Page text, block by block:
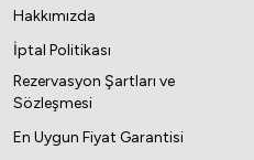
Hakkımızda
İptal Politikası
Rezervasyon Şartları ve
Sözleşmesi
En Uygun Fiyat Garantisi